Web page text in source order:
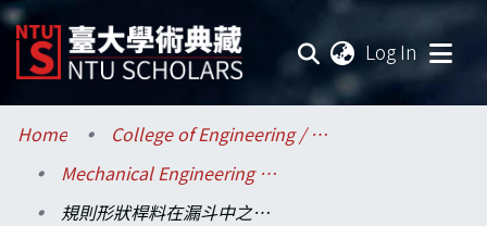
Log In
Communities & Collections
Research Outputs
Home
College of Engineering / 工學院
Mechanical Engineering / 機械工程學系
規則形狀桿料在漏斗中之卡住現象研究